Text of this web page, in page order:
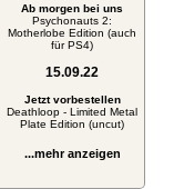
Ab morgen bei uns
Psychonauts 2:
Motherlobe Edition (auch
für PS4)
15.09.22
Jetzt vorbestellen
Deathloop - Limited Metal
Plate Edition (uncut)
...mehr anzeigen